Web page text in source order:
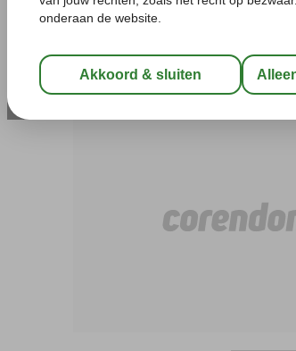
Home
Spanje Balearen
Jet Appartementen
Logies-Appartement